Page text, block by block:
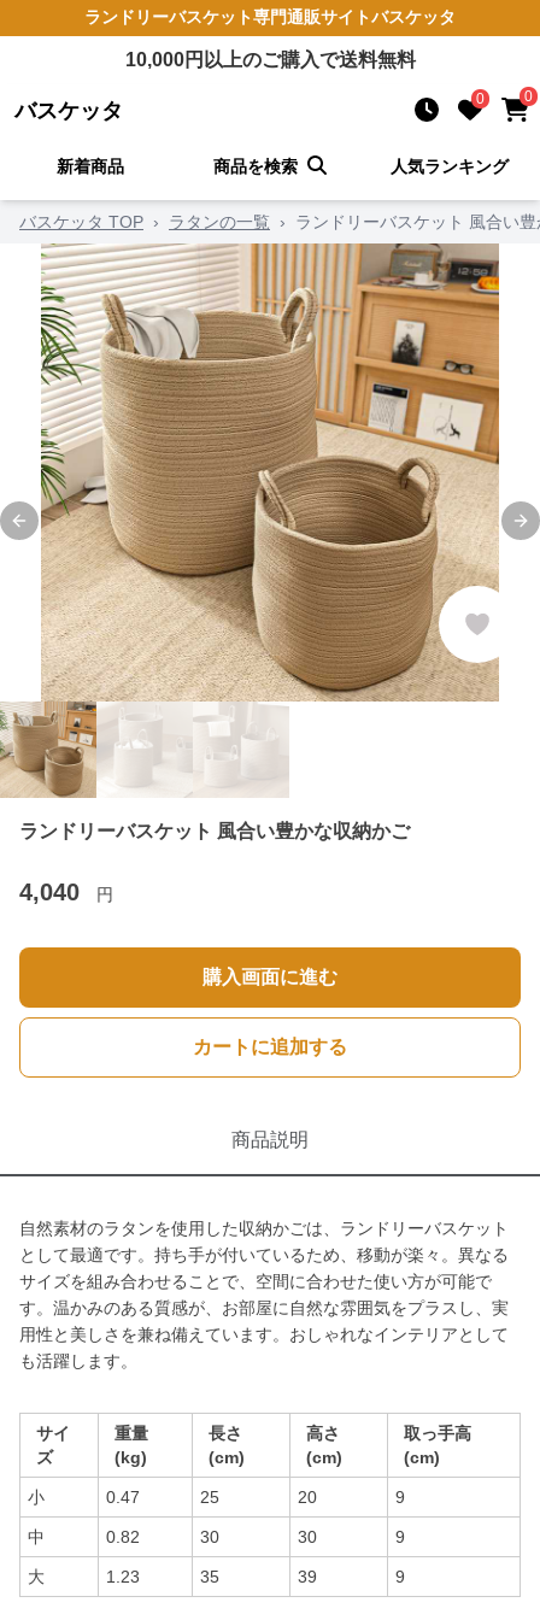
ランドリーバスケット専門通販サイトバスケッタ
10,000円以上のご購入で送料無料
バスケッタ 0 0
新着商品 商品を検索 人気ランキング
バスケッタ TOP › ラタンの一覧 › ランドリーバスケット 風合い
Previous slide
ランドリーバスケット 風合い豊かな収納かご
4,040 円
購入画面に進む
カートに追加する
商品説明
自然素材のラタンを使用した収納かごは、ランドリーバスケット
として最適です。持ち手が付いているため、移動が楽々。異なる
サイズを組み合わせることで、空間に合わせた使い方が可能で
す。温かみのある質感が、お部屋に自然な雰囲気をプラスし、実
用性と美しさを兼ね備えています。おしゃれなインテリアとして
も活躍します。
サイ
ズ
重量
(kg)
長さ
(cm)
高さ
(cm)
取っ手高
(cm)
小 0.47 25 20 9
中 0.82 30 30 9
大 1.23 35 39 9